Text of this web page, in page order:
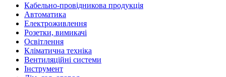
Кабельно-провідникова продукція
Автоматика
Електроживлення
Розетки, вимикачі
Освітлення
Кліматична техніка
Вентиляційні системи
Інструмент